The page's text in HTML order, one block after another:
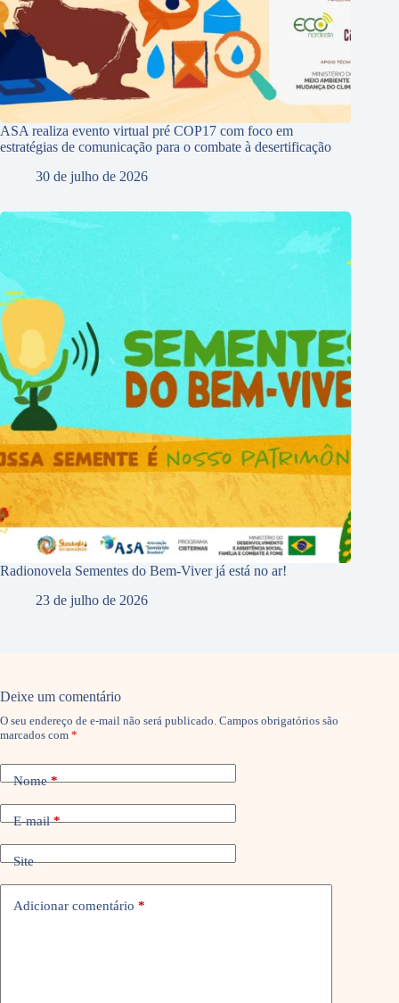
ASA realiza evento virtual pré COP17 com foco em
estratégias de comunicação para o combate à desertificação
30 de julho de 2026
Radionovela Sementes do Bem-Viver já está no ar!
23 de julho de 2026
Deixe um comentário
O seu endereço de e-mail não será publicado. Campos obrigatórios são
marcados com *
Nome*
E-mail*
Site
Adicionar comentário *